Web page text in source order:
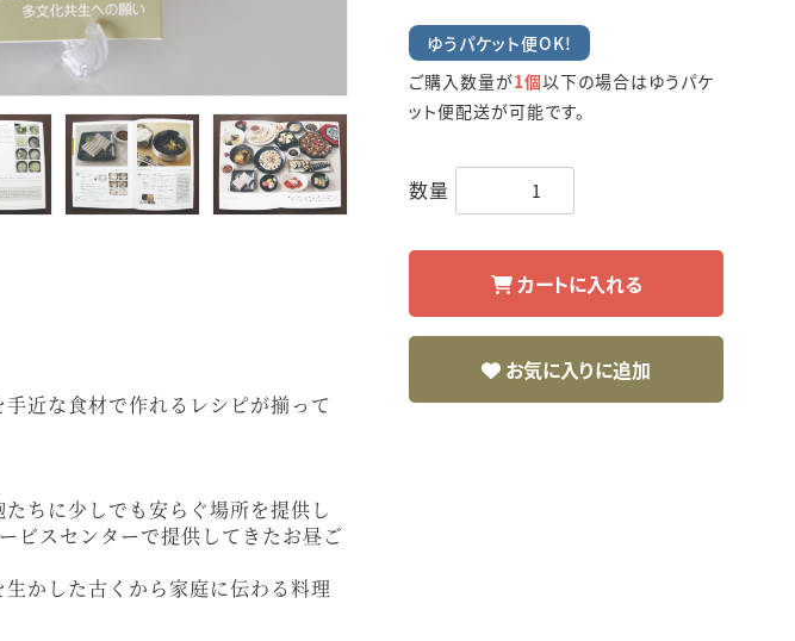
近な食材で作れるレシピが揃って
ちに少しでも安らぐ場所を提供し
ビスセンターで提供してきたお昼ご
かした古くから家庭に伝わる料理
ゆうパケット便OK!
ご購入数量が1個以下の場合はゆうパケ
ット便配送が可能です。
数量
カートに入れる
お気に入りに追加